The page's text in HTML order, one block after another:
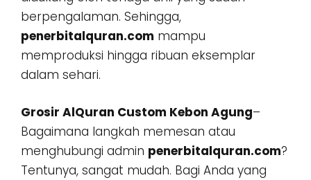
berpengalaman. Sehingga,
penerbitalquran.com mampu
memproduksi hingga ribuan eksemplar
dalam sehari.
Grosir AlQuran Custom Kebon Agung–
Bagaimana langkah memesan atau
menghubungi admin penerbitalquran.com?
Tentunya, sangat mudah. Bagi Anda yang